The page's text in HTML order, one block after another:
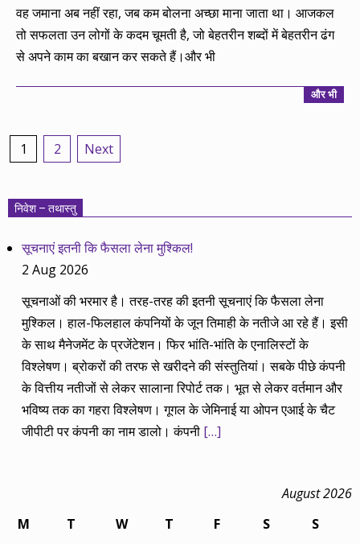
27
वह जमाना अब नहीं रहा, जब कम बोलना अच्छा माना जाता था। आजकल
तो सफलता उन लोगों के कदम चूमती है, जो बेहतरीन शब्दों में बेहतरीन ढंग
से अपने काम का बखान कर सकते हैं।और भी
और भी
Posts
1 2 Next
निवेश – तथास्तु
सूचनाएं इतनी कि फैसला लेना मुश्किल!
2 Aug 2026
सूचनाओं की भरमार है। तरह-तरह की इतनी सूचनाएं कि फैसला लेना
मुश्किल। हाल-फिलहाल कंपनियों के जून तिमाही के नतीजे आ रहे हैं। इसी
के साथ मैनेजमेंट के प्रजेंटेशन। फिर भांति-भांति के एनालिस्टों के
विश्लेषण। ब्रोकरों की तरफ से खरीदने की संस्तुतियां। सबके पीछे कंपनी
के वित्तीय नतीजों से लेकर सालाना रिपोर्ट तक। भूत से लेकर वर्तमान और
भविष्य तक का गहरा विश्लेषण। गूगल के जेमिनाई या ओपन एआई के चैट
जीपीटी पर कंपनी का नाम डालो। कंपनी […]
August 2026
M
T W T F S
S